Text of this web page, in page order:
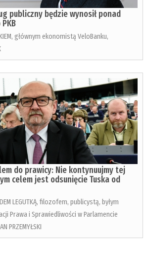
publiczny będzie wynosił ponad
głównym ekonomistą VeloBanku,
do prawicy: Nie kontynuujmy tej
celem jest odsunięcie Tuska od
LEGUTKĄ, filozofem, publicystą, byłym
Prawa i Sprawiedliwości w Parlamencie
PRZEMYŁSKI